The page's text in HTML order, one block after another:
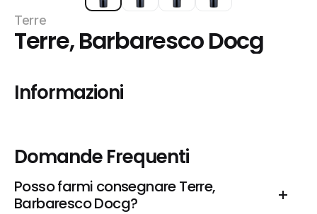
Terre
Terre, Barbaresco Docg
Informazioni
Domande Frequenti
Posso farmi consegnare Terre,
Barbaresco Docg?